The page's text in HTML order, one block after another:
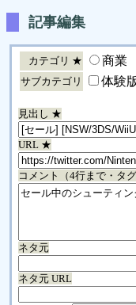
記事編集
カテゴリ ★ 商業
サブカテゴリ 体験
見出し ★
URL ★
コメント（4行まで・タ
ネタ元
ネタ元 URL